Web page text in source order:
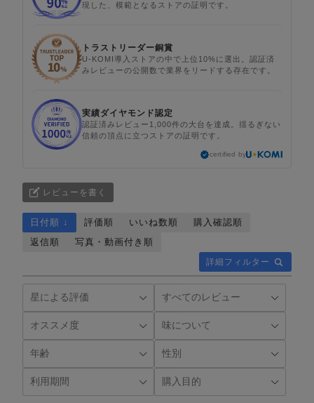
現した、模範となるストアの証明です。
トラストリーダー銅賞
U-KOMI導入ストアの中で上位10%に選出。認証済
みレビューの公開数で業界をリードする存在です。
実績ダイヤモンド認定
認証済みレビュー1,000件の大台を達成。揺るぎない
信頼の頂点に立つストアの証明です。
certified by
レビューを書く
詳細フィルター
日付順 ↓ 評価順 いいね数順
購入確認順
返信順
写真・動画付き順